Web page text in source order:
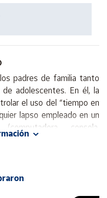
padres de familia tanto
adolescentes. En él, la
el uso del “tiempo en
lapso empleado en un
consola,
teléfono inteligente o